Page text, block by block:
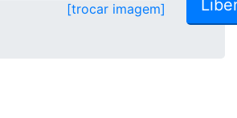
[trocar imagem]